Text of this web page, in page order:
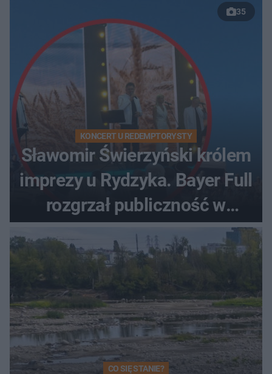
35
KONCERT U REDEMPTORYSTY
Sławomir Świerzyński królem
imprezy u Rydzyka. Bayer Full
rozgrzał publiczność w
Toruniu
CO SIĘ STANIE?